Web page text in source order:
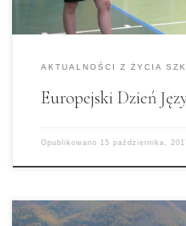
AKTUALNOŚCI Z ŻYCIA
Europejski Dzień
Opublikowano 15 października,